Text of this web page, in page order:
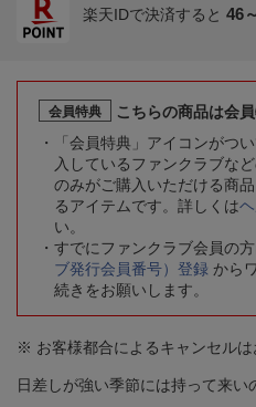
楽天IDで決済すると 46
会員特典
こちらの商品は会
「会員特典」アイコンがつ
入しているファンクラブな
のみがご購入いただける商
るアイテムです。詳しくは
い。
すでにファンクラブ会員の方
ブ発行会員番号）登録 から
続きをお願いします。
※ お客様都合によるキャンセルは
日差しが強い季節には持って来い